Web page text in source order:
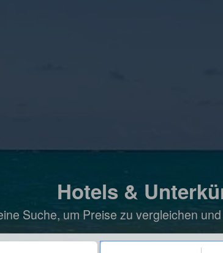
Hotels &
Suche, um Preise zu vergleichen